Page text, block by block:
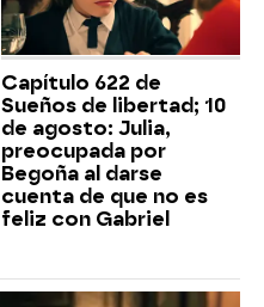
Capítulo 622 de
Sueños de libertad; 10
de agosto: Julia,
preocupada por
Begoña al darse
cuenta de que no es
feliz con Gabriel